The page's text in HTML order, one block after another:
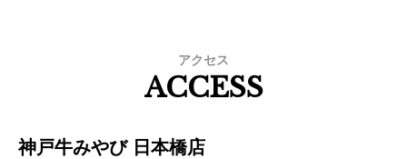
アクセス
ACCESS
神戸牛みやび 日本橋店